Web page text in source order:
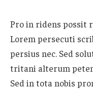
Pro in ridens possit
Lorem persecuti
persius nec. Sed
tritani alterum
Sed in tota nobis